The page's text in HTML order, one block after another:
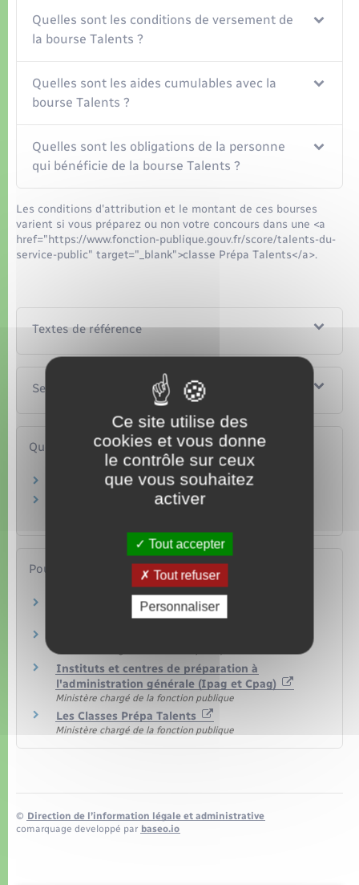
Quelles sont les conditions de versement de
la bourse Talents ?
Quelles sont les aides cumulables avec la
bourse Talents ?
Quelles sont les obligations de la personne
qui bénéficie de la bourse Talents ?
Les conditions d'attribution et le montant de ces bourses
varient si vous préparez ou non votre concours dans une <a
href="https://www.fonction-publique.gouv.fr/score/talents-du-
service-public" target="_blank">classe Prépa Talents</a>.
Textes de référence
Services en ligne et formulaires
Questions ? Réponses !
Quelles aides peut percevoir un étudiant ?
Un étudiant peut-il cumuler la bourse avec un
Pour en savoir plus
FAQ bourses Talents
Ministère chargé de la fonction publique
Instituts et centres de préparation à
l'administration générale (Ipag et Cpag)
Ministère chargé de la fonction publique
Les Classes Prépa Talents
Ministère chargé de la fonction publique
© Direction de l’information légale et administrative
comarquage developpé par baseo.io
Ce site utilise des
cookies et vous donne
le contrôle sur ceux
que vous souhaitez
activer
Tout accepter
Tout refuser
Personnaliser